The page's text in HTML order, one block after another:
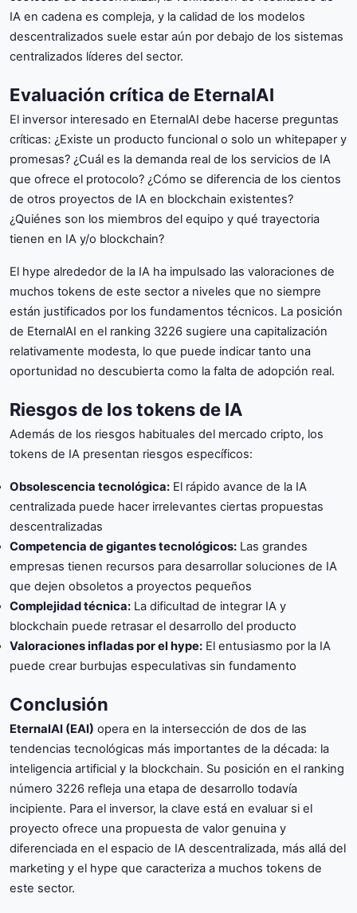
IA en cadena es compleja, y la calidad de los modelos
descentralizados suele estar aún por debajo de los sistemas
centralizados líderes del sector.
Evaluación crítica de EternalAI
El inversor interesado en EternalAI debe hacerse preguntas
críticas: ¿Existe un producto funcional o solo un whitepaper y
promesas? ¿Cuál es la demanda real de los servicios de IA
que ofrece el protocolo? ¿Cómo se diferencia de los cientos
de otros proyectos de IA en blockchain existentes?
¿Quiénes son los miembros del equipo y qué trayectoria
tienen en IA y/o blockchain?
El hype alrededor de la IA ha impulsado las valoraciones de
muchos tokens de este sector a niveles que no siempre
están justificados por los fundamentos técnicos. La posición
de EternalAI en el ranking 3226 sugiere una capitalización
relativamente modesta, lo que puede indicar tanto una
oportunidad no descubierta como la falta de adopción real.
Riesgos de los tokens de IA
Además de los riesgos habituales del mercado cripto, los
tokens de IA presentan riesgos específicos:
Obsolescencia tecnológica: El rápido avance de la IA
centralizada puede hacer irrelevantes ciertas propuestas
descentralizadas
Competencia de gigantes tecnológicos: Las grandes
empresas tienen recursos para desarrollar soluciones de IA
que dejen obsoletos a proyectos pequeños
Complejidad técnica: La dificultad de integrar IA y
blockchain puede retrasar el desarrollo del producto
Valoraciones infladas por el hype: El entusiasmo por la IA
puede crear burbujas especulativas sin fundamento
Conclusión
EternalAI (EAI) opera en la intersección de dos de las
tendencias tecnológicas más importantes de la década: la
inteligencia artificial y la blockchain. Su posición en el ranking
número 3226 refleja una etapa de desarrollo todavía
incipiente. Para el inversor, la clave está en evaluar si el
proyecto ofrece una propuesta de valor genuina y
diferenciada en el espacio de IA descentralizada, más allá del
marketing y el hype que caracteriza a muchos tokens de
este sector.